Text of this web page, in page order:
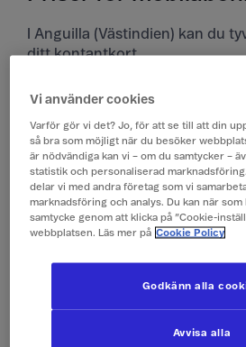
I Anguilla (Västindien) kan du
ditt kontantkort.
Priser i Anguilla
Alla priser är inklusive moms.
Surfa
Vi använder cookies
Varför gör vi det? Jo, för att se till att din
så bra som möjligt när du besöker
är nödvändiga kan vi – om du samtycker –
statistik och personaliserad
delar vi med andra företag som vi
marknadsföring och analys. Du kan när
samtycke genom att klicka på ”Cookie-
webbplatsen. Läs mer på Cookie Policy
Avvisa alla
Godkänn alla